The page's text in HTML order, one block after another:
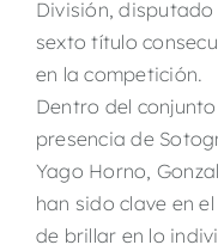
División, disputado
sexto título
en la competición.
Dentro del
presencia de
Yago Horno,
han sido clave en
de brillar en lo